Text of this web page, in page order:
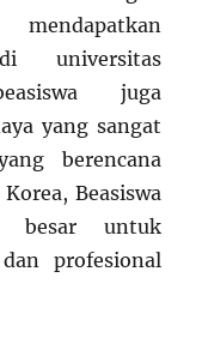
universitas
juga
yang sangat
berencana
Beasiswa
besar untuk
profesional